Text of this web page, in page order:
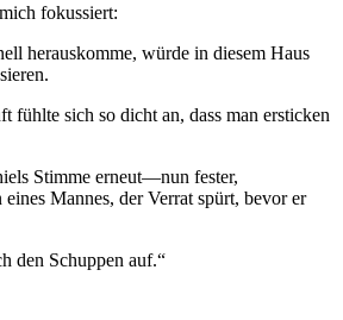
fokussiert:
herauskomme, würde in diesem Haus
fühlte sich so dicht an, dass man ersticken
Stimme erneut—nun fester,
eines Mannes, der Verrat spürt, bevor er
den Schuppen auf.“